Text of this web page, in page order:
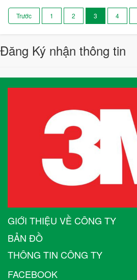
1 2 3 4
Đăng Ký nhận thông tin
GIỚI THIỆU VỀ CÔNG TY
BẢN ĐỒ
THÔNG TIN CÔNG TY
FACEBOOK